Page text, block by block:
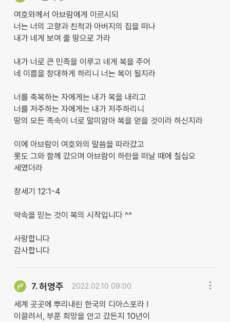
여호와께서 아브람에게 이르시되
너는 너의 고향과 친척과 아버지의 집을 떠나
내가 네게 보여 줄 땅으로 가라
내가 너로 큰 민족을 이루고 네게 복을 주어
네 이름을 창대하게 하리니 너는 복이 될지라
너를 축복하는 자에게는 내가 복을 내리고
너를 저주하는 자에게는 내가 저주하리니
땅의 모든 족속이 너로 말미암아 복을 얻을 것이라 하신지라
이에 아브람이 여호와의 말씀을 따라갔고
롯도 그와 함께 갔으며 아브람이 하란을 떠날 때에 칠십오
세였더라
창세기 12:1-4
약속을 믿는 것이 복의 시작입니다 ^^
사랑합니다
감사합니다
7.허영주 2022.02.10 09:00
세계 곳곳에 뿌리내린 한국의 디아스포라 !
이끌려서, 부푼 희망을 안고 갔든지 10년이